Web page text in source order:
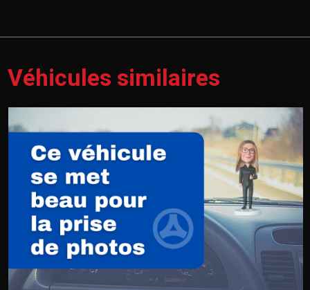
Véhicules similaires